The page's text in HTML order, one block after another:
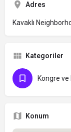
Adres
Kavaklı
Kategoriler
Kongre
Konum